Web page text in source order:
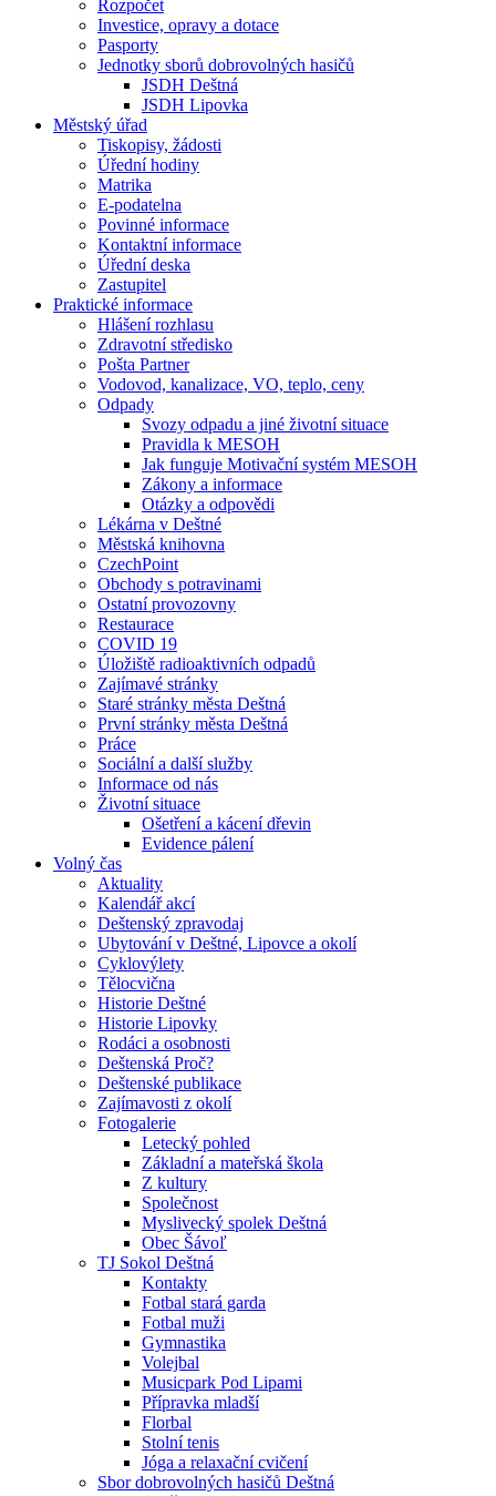
Rozpočet
Investice, opravy a dotace
Pasporty
Jednotky sborů dobrovolných hasičů
JSDH Deštná
JSDH Lipovka
Městský úřad
Tiskopisy, žádosti
Úřední hodiny
Matrika
E-podatelna
Povinné informace
Kontaktní informace
Úřední deska
Zastupitel
Praktické informace
Hlášení rozhlasu
Zdravotní středisko
Pošta Partner
Vodovod, kanalizace, VO, teplo, ceny
Odpady
Svozy odpadu a jiné životní situace
Pravidla k MESOH
Jak funguje Motivační systém MESOH
Zákony a informace
Otázky a odpovědi
Lékárna v Deštné
Městská knihovna
CzechPoint
Obchody s potravinami
Ostatní provozovny
Restaurace
COVID 19
Úložiště radioaktivních odpadů
Zajímavé stránky
Staré stránky města Deštná
První stránky města Deštná
Práce
Sociální a další služby
Informace od nás
Životní situace
Ošetření a kácení dřevin
Evidence pálení
Volný čas
Aktuality
Kalendář akcí
Deštenský zpravodaj
Ubytování v Deštné, Lipovce a okolí
Cyklovýlety
Tělocvična
Historie Deštné
Historie Lipovky
Rodáci a osobnosti
Deštenská Proč?
Deštenské publikace
Zajímavosti z okolí
Fotogalerie
Letecký pohled
Základní a mateřská škola
Z kultury
Společnost
Myslivecký spolek Deštná
Obec Šávoľ
TJ Sokol Deštná
Kontakty
Fotbal stará garda
Fotbal muži
Gymnastika
Volejbal
Musicpark Pod Lipami
Přípravka mladší
Florbal
Stolní tenis
Jóga a relaxační cvičení
Sbor dobrovolných hasičů Deštná